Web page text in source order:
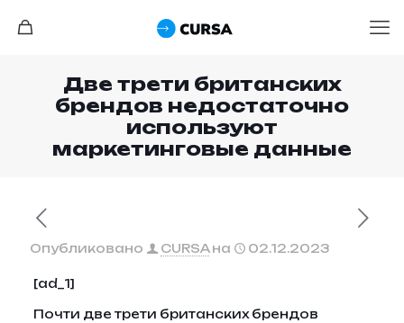
Две трети британских
брендов недостаточно
используют
маркетинговые данные
Опубликовано CURSA на 02.12.2023
[ad_1]
Почти две трети британских брендов